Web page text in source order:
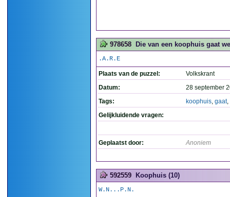
978658 Die van een koophuis gaat
.A.R.E
Plaats van de puzzel:
Volkskrant
Datum:
28 september
Tags:
koophuis, gaat,
Gelijkluidende vragen:
Geplaatst door: Anoniem
592559 Koophuis (10)
W.N...P.N.